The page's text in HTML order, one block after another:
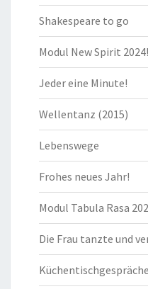
Shakespeare to go
Modul New Spirit 2024!
Jeder eine Minute!
Wellentanz (2015)
Lebenswege
Frohes neues Jahr!
Modul Tabula Rasa
Die Frau tanzte und
Küchentischgespräche